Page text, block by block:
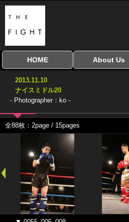
HOME
全興行を表示
ナイスミドル
アマチュアキック
協議会
全日本学生キック
建武館キッズ大会
Bigbang
おやじファイト
About Us
2013.11.10
ナイスミドル20
- Photographer：ko -
全88枚：2page / 15pages